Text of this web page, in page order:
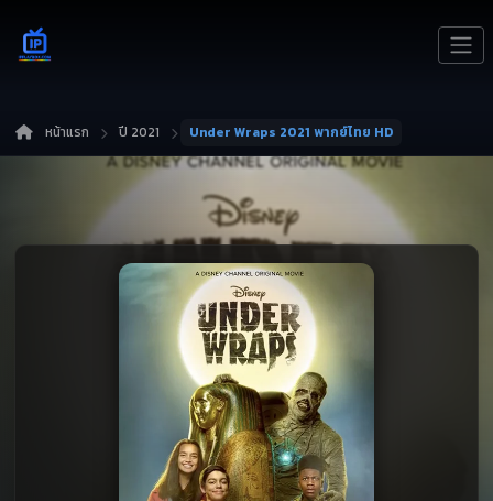
หน้าแรก ปี 2021 Under Wraps 2021 พากย์ไทย HD